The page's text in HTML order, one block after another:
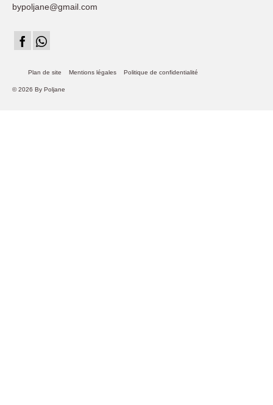
bypoljane@gmail.com
Plan de site Mentions légales Politique de confidentialité
© 2026 By Poljane